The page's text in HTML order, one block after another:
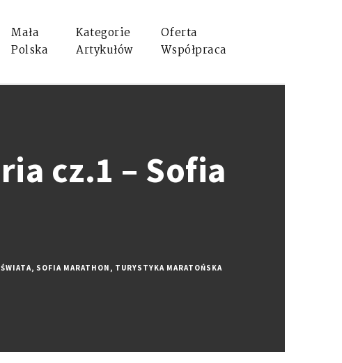
Mała
Polska
Kategorie
Artykułów
Oferta
Współpraca
cz.1 – Sofia
, SOFIA MARATHON , TURYSTYKA MARATOŃSKA